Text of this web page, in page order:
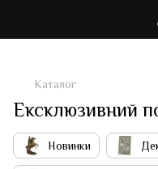
Каталог
Ексклюзивний
Новинки